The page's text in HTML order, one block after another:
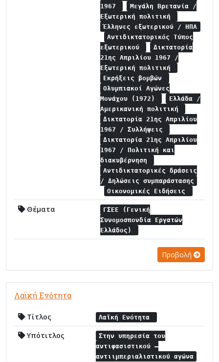
1967
Μεγάλη Βρετανία /
Εξωτερική πολιτική
Έλληνες εξωτερικού / ΗΠΑ
Αντιδικτατορικός Τύπος
εξωτερικού
Δικτατορία
21ης Απριλίου 1967 /
Εξωτερική πολιτική
Εκρήξεις βομβών
Ολυμπιακοί Αγώνες
Μονάχου (1972)
Ελλάδα /
Αμερικανική πολιτική
Δικτατορία 21ης Απριλίου
1967 / Συλλήψεις
Δικτατορία 21ης Απριλίου
1967 / Πολιτική και
διακυβέρνηση
Αντιδικτατορικές δράσεις
/ Δηλώσεις συμπαράστασης
Οικονομικές Ειδήσεις
Θέματα
ΓΣΕΕ (Γενική
Συνομοσπονδία Εργατών
Ελλάδος)
Προβολή
Λαϊκή Ενότητα
Τίτλος Λαϊκή Ενότητα
Υπότιτλος
Στην υπηρεσία του
αντιφασιστικού –
αντιιμπεριαλιστικού αγώνα